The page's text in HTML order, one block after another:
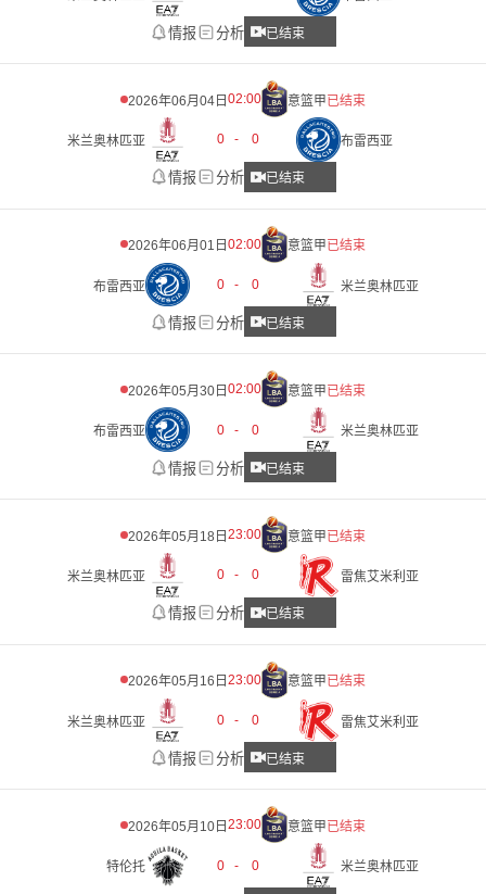
情报 分析 已结束
2026年06月04日 02:00 意篮甲已结束
米兰奥林匹亚 0 - 0 布雷西亚
情报 分析 已结束
2026年06月01日 02:00 意篮甲已结束
布雷西亚 0 - 0 米兰奥林匹亚
情报 分析 已结束
2026年05月30日 02:00 意篮甲已结束
布雷西亚 0 - 0 米兰奥林匹亚
情报 分析 已结束
2026年05月18日 23:00 意篮甲已结束
米兰奥林匹亚 0 - 0 雷焦艾米利亚
情报 分析 已结束
2026年05月16日 23:00 意篮甲已结束
米兰奥林匹亚 0 - 0 雷焦艾米利亚
情报 分析 已结束
2026年05月10日 23:00 意篮甲已结束
特伦托 0 - 0 米兰奥林匹亚